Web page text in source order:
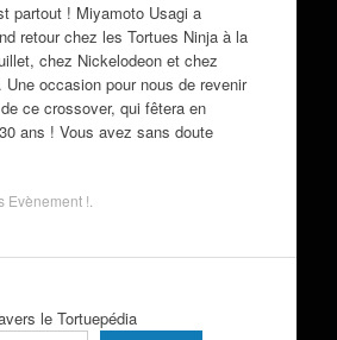
partout ! Miyamoto Usagi a
retour chez les Tortues Ninja à la
chez Nickelodeon et chez
Une occasion pour nous de revenir
ce crossover, qui fêtera en
ans ! Vous avez sans doute
Evènement !
le Tortuepédia